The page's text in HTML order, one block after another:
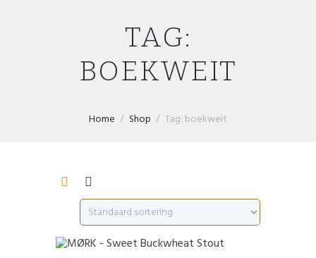
TAG:
BOEKWEIT
Home Shop Tag: boekweit